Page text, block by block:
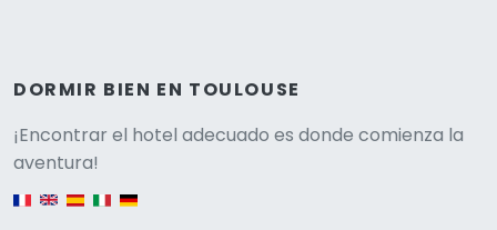
DORMIR BIEN EN TOULOUSE
¡Encontrar el hotel adecuado es donde comienza la
aventura!
English version